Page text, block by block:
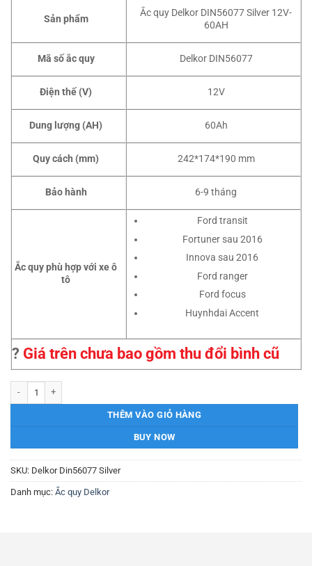
Sản phẩm
Ắc quy Delkor DIN56077 Silver 12V-
60AH
Mã số ắc quy Delkor DIN56077
Điện thế (V) 12V
Dung lượng (AH) 60Ah
Quy cách (mm) 242*174*190 mm
Bảo hành 6-9 tháng
Ắc quy phù hợp với xe ô
tô
Ford transit
Fortuner sau 2016
Innova sau 2016
Ford ranger
Ford focus
Huynhdai Accent
? Giá trên chưa bao gồm thu đổi bình cũ
THÊM VÀO GIỎ HÀNG
BUY NOW
SKU: Delkor Din56077 Silver
Danh mục: Ắc quy Delkor